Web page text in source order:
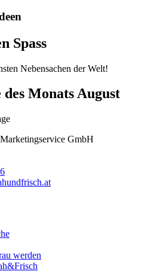
Spass
Nebensachen der Welt!
des Monats August
GmbH
werden